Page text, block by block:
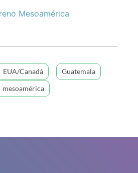
Mesoamérica
EUA/Canadá
Guatemala
mesoamérica